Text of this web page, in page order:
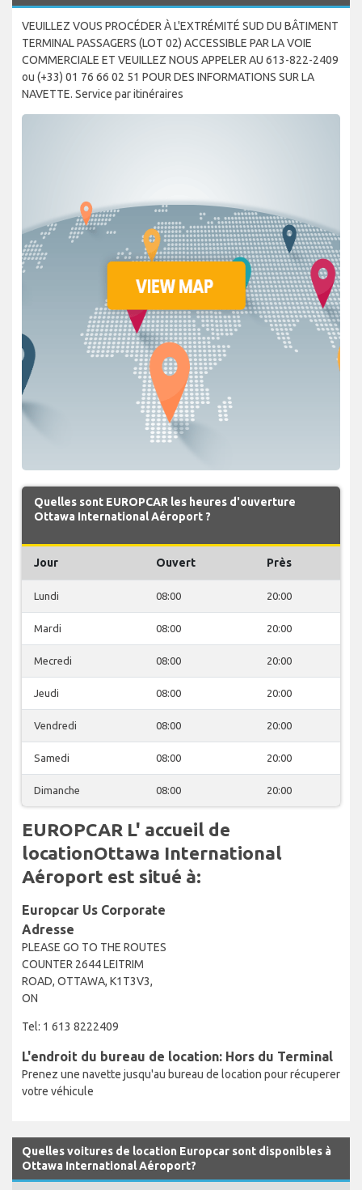
VEUILLEZ VOUS PROCÉDER À L'EXTRÉMITÉ SUD DU BÂTIMENT
TERMINAL PASSAGERS (LOT 02) ACCESSIBLE PAR LA VOIE
COMMERCIALE ET VEUILLEZ NOUS APPELER AU 613-822-2409
ou (+33) 01 76 66 02 51 POUR DES INFORMATIONS SUR LA
NAVETTE. Service par itinéraires
Quelles sont EUROPCAR les heures d'ouverture
Ottawa International Aéroport ?
Jour Ouvert Près
Lundi 08:00 20:00
Mardi 08:00 20:00
Mecredi 08:00 20:00
Jeudi 08:00 20:00
Vendredi 08:00 20:00
Samedi 08:00 20:00
Dimanche 08:00 20:00
EUROPCAR L' accueil de
locationOttawa International
Aéroport est situé à:
Europcar Us Corporate
Adresse
PLEASE GO TO THE ROUTES
COUNTER 2644 LEITRIM
ROAD, OTTAWA, K1T3V3,
ON
Tel: 1 613 8222409
L'endroit du bureau de location: Hors du Terminal
Prenez une navette jusqu'au bureau de location pour récuperer
votre véhicule
Quelles voitures de location Europcar sont disponibles à
Ottawa International Aéroport?